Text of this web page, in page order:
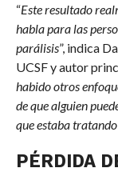
“Este resultado
habla para las
parálisis”, indica
UCSF y autor
habido otros
de que alguien
que estaba
PÉRDIDA